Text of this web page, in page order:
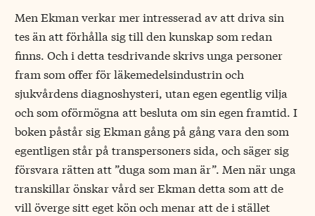
Men Ekman verkar mer intresserad av att driva sin
tes än att förhålla sig till den kunskap som redan
finns. Och i detta tesdrivande skrivs unga personer
fram som offer för läkemedelsindustrin och
sjukvårdens diagnoshysteri, utan egen egentlig vilja
och som oförmögna att besluta om sin egen framtid. I
boken påstår sig Ekman gång på gång vara den som
egentligen står på transpersoners sida, och säger sig
försvara rätten att ”duga som man är”. Men när unga
transkillar önskar vård ser Ekman detta som att de
vill överge sitt eget kön och menar att de i stället